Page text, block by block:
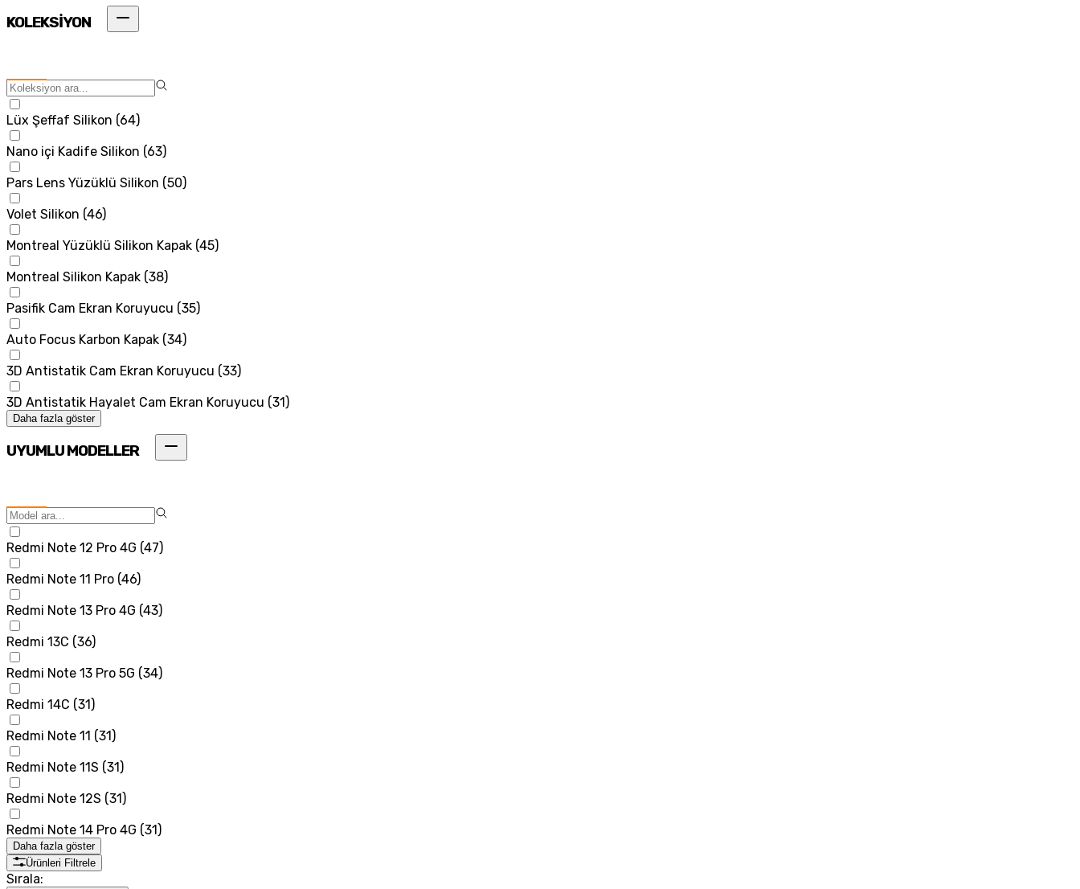
KOLEKSİYON
Lüx Şeffaf Silikon (64)
Nano içi Kadife Silikon (63)
Pars Lens Yüzüklü Silikon (50)
Volet Silikon (46)
Montreal Yüzüklü Silikon Kapak (45)
Montreal Silikon Kapak (38)
Pasifik Cam Ekran Koruyucu (35)
Auto Focus Karbon Kapak (34)
3D Antistatik Cam Ekran Koruyucu (33)
3D Antistatik Hayalet Cam Ekran Koruyucu (31)
Daha fazla göster
UYUMLU MODELLER
Redmi Note 12 Pro 4G (47)
Redmi Note 11 Pro (46)
Redmi Note 13 Pro 4G (43)
Redmi 13C (36)
Redmi Note 13 Pro 5G (34)
Redmi 14C (31 )
Redmi Note 11 (31 )
Redmi Note 11S (31 )
Redmi Note 12S (31 )
Redmi Note 14 Pro 4G (31 )
Daha fazla göster
Ürünleri Filtrele
Sırala: